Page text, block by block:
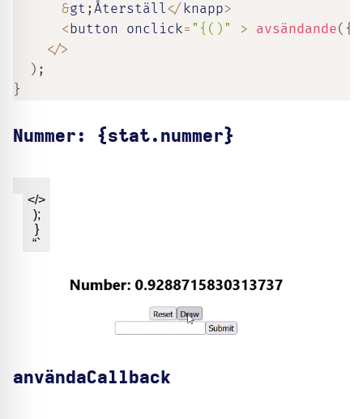
&gt ; Återställ</ knapp>
<button onclick= "{()" > avsändande( {
</>
) ;
}
Nummer: {stat.nummer}
</>
);
}
“`
användaCallback